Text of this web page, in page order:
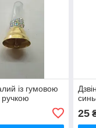
із гумовою
25